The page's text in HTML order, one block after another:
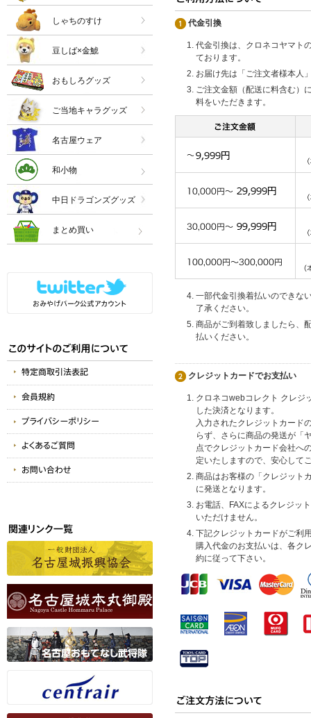
代金引換
代金引換は、クロネコヤマト
ております。
お届け先は「ご注文者様本人
ご注文金額（配送に料含む）
料をいただきます。
一部代金引換着払いのできな
了承ください。
商品がご到着致しましたら、
払いください。
クレジットカードでお支払い
クロネコwebコレクト クレジ
した決済となります。
入力されたクレジットカード
らず、さらに商品の発送が「
点でクレジットカード会社へ
定いたしますので、安心して
商品はお客様の「クレジット
に発送となります。
お電話、FAXによるクレジッ
いただけません。
下記クレジットカードがご利
購入代金のお支払いは、各ク
約に従って下さい。
しゃちのすけ
豆しば×金鯱
おもしろグッズ
ご当地キャラグッズ
名古屋ウェア
和小物
中日ドラゴンズグッズ
まとめ買い